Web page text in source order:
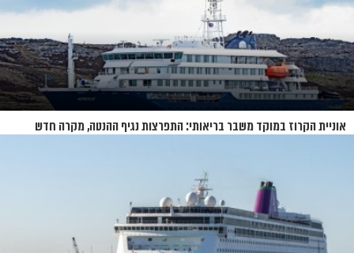
אוניית הקרוז במוקד משבר בריאותי: התפרצות נגיף ההנטה, מקרה חדש